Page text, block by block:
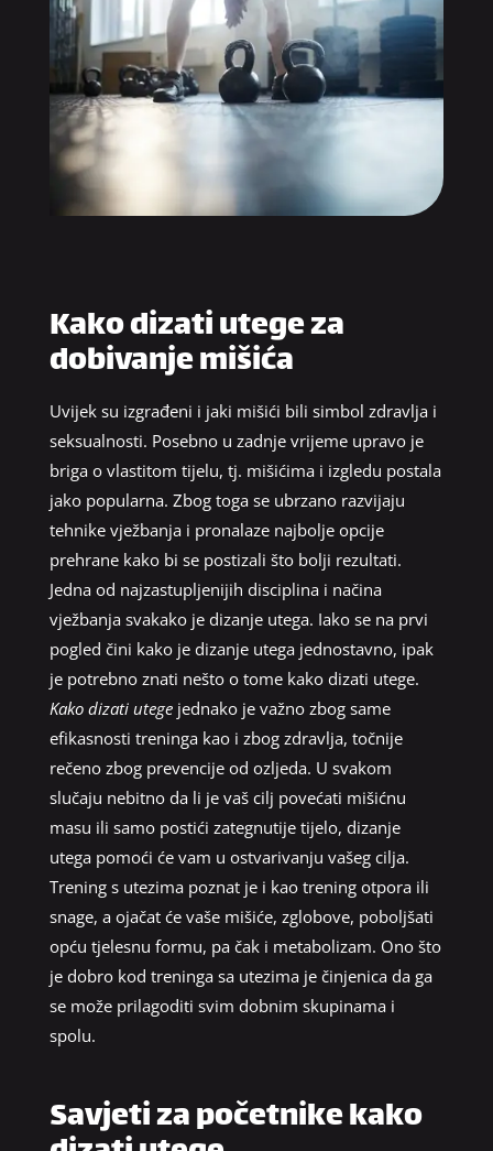
Kako dizati utege za
dobivanje mišića
Uvijek su izgrađeni i jaki mišići bili simbol zdravlja i
seksualnosti. Posebno u zadnje vrijeme upravo je
briga o vlastitom tijelu, tj. mišićima i izgledu postala
jako popularna. Zbog toga se ubrzano razvijaju
tehnike vježbanja i pronalaze najbolje opcije
prehrane kako bi se postizali što bolji rezultati.
Jedna od najzastupljenijih disciplina i načina
vježbanja svakako je dizanje utega. Iako se na prvi
pogled čini kako je dizanje utega jednostavno, ipak
je potrebno znati nešto o tome kako dizati utege.
Kako dizati utegejednako je važno zbog same
efikasnosti treninga kao i zbog zdravlja, točnije
rečeno zbog prevencije od ozljeda. U svakom
slučaju nebitno da li je vaš cilj povećati mišićnu
masu ili samo postići zategnutije tijelo, dizanje
utega pomoći će vam u ostvarivanju vašeg cilja.
Trening s utezima poznat je i kao trening otpora ili
snage, a ojačat će vaše mišiće, zglobove, poboljšati
opću tjelesnu formu, pa čak i metabolizam. Ono što
je dobro kod treninga sa utezima je činjenica da ga
se može prilagoditi svim dobnim skupinama i
spolu.
Savjeti za početnike kako